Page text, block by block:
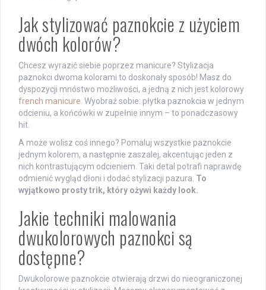
Jak stylizować paznokcie z użyciem
dwóch kolorów?
Chcesz wyrazić siebie poprzez manicure? Stylizacja
paznokci dwoma kolorami to doskonały sposób! Masz do
dyspozycji mnóstwo możliwości, a jedną z nich jest kolorowy
french manicure . Wyobraź sobie: płytka paznokcia w jednym
odcieniu, a końcówki w zupełnie innym – to ponadczasowy
hit.
A może wolisz coś innego? Pomaluj wszystkie paznokcie
jednym kolorem, a następnie zaszalej, akcentując jeden z
nich kontrastującym odcieniem. Taki detal potrafi naprawdę
odmienić wygląd dłoni i dodać stylizacji pazura. To
wyjątkowo prosty trik, który ożywi każdy look.
Jakie techniki malowania
dwukolorowych paznokci są
dostępne?
Dwukolorowe paznokcie otwierają drzwi do nieograniczonej